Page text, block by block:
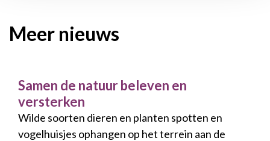
Meer nieuws
Samen de natuur beleven en
versterken
Wilde soorten dieren en planten spotten en
vogelhuisjes ophangen op het terrein aan de